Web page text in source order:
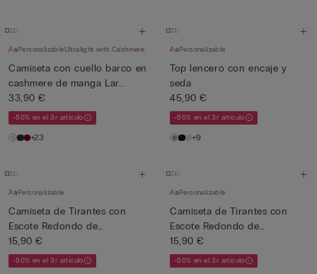
PersonalizableUltralight with Cashmere
Camiseta con cuello barco en
cashmere de manga Lar...
33,90 €
-50% en el 3r artículo
+23
Personalizable
Top lencero con encaje y
seda
45,90 €
-50% en el 3r artículo
+9
Personalizable
Camiseta de Tirantes con
Escote Redondo de
Algodón...
15,90 €
-50% en el 3r artículo
Personalizable
Camiseta de Tirantes con
Escote Redondo de
Algodón...
15,90 €
-50% en el 3r artículo